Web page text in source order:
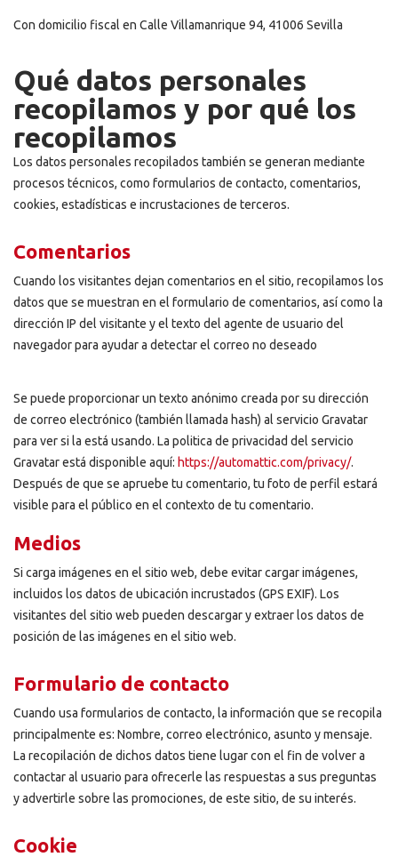
Con domicilio fiscal en Calle Villamanrique 94, 41006 Sevilla
Qué datos personales
recopilamos y por qué los
recopilamos
Los datos personales recopilados también se generan mediante
procesos técnicos, como formularios de contacto, comentarios,
cookies, estadísticas e incrustaciones de terceros.
Comentarios
Cuando los visitantes dejan comentarios en el sitio, recopilamos los
datos que se muestran en el formulario de comentarios, así como la
dirección IP del visitante y el texto del agente de usuario del
navegador para ayudar a detectar el correo no deseado
Se puede proporcionar un texto anónimo creada por su dirección
de correo electrónico (también llamada hash) al servicio Gravatar
para ver si la está usando. La politica de privacidad del servicio
Gravatar está disponible aquí: https://automattic.com/privacy/.
Después de que se apruebe tu comentario, tu foto de perfil estará
visible para el público en el contexto de tu comentario.
Medios
Si carga imágenes en el sitio web, debe evitar cargar imágenes,
incluidos los datos de ubicación incrustados (GPS EXIF). Los
visitantes del sitio web pueden descargar y extraer los datos de
posición de las imágenes en el sitio web.
Formulario de contacto
Cuando usa formularios de contacto, la información que se recopila
principalmente es: Nombre, correo electrónico, asunto y mensaje.
La recopilación de dichos datos tiene lugar con el fin de volver a
contactar al usuario para ofrecerle las respuestas a sus preguntas
y advertirle sobre las promociones, de este sitio, de su interés.
Cookie